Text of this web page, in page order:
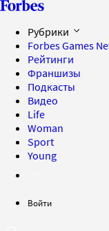
Рубрики
Forbes Games
Рейтинги
Франшизы
Подкасты
Видео
Life
Woman
Sport
Young
Войти